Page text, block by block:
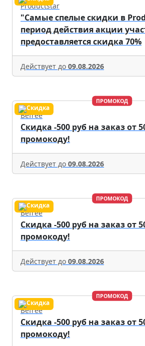
Productstar
"Самые спелые скидки в
период действия акции
предоставляется скидка 70%
Действует до 09.08.2026
ПРОМОКОД
Befree
Скидка -500 руб на заказ от
промокоду!
Действует до 09.08.2026
ПРОМОКОД
Befree
Скидка -500 руб на заказ от
промокоду!
Действует до 09.08.2026
ПРОМОКОД
Befree
Скидка -500 руб на заказ от
промокоду!